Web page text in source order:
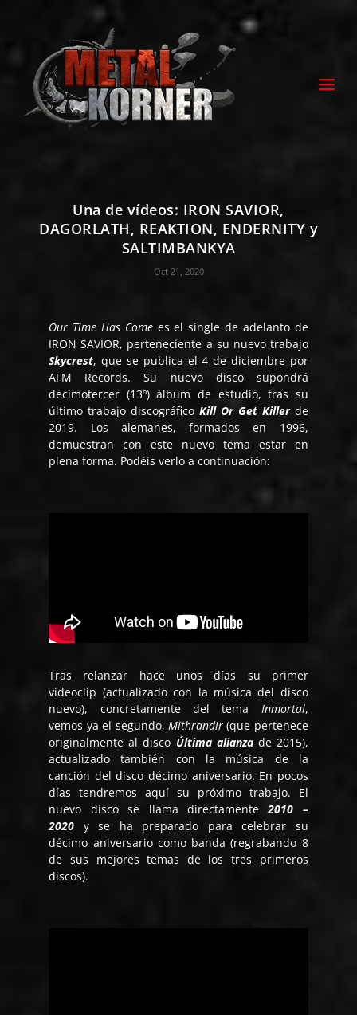
Una de vídeos: IRON SAVIOR,
DAGORLATH, REAKTION, ENDERNITY y
SALTIMBANKYA
Oct 21, 2020
Our Time Has Comees el single de adelanto de
IRON SAVIOR, perteneciente a su nuevo trabajo
Skycrest, que se publica el 4 de diciembre por
AFM Records. Su nuevo disco supondrá
decimotercer (13º) álbum de estudio, tras su
último trabajo discográficoKill Or Get Killer de
2019. Los alemanes, formados en 1996,
demuestran con este nuevo tema estar en
plena forma. Podéis verlo a continuación:
Tras relanzar hace unos días su primer
videoclip (actualizado con la música del disco
nuevo), concretamente del tema Inmortal,
vemos ya el segundo, Mithrandir(que pertenece
originalmente al disco Última alianzade 2015),
actualizado también con la música de la
canción del disco décimo aniversario. En pocos
días tendremos aquí su próximo trabajo. El
nuevo disco se llama directamente2010 –
2020 y se ha preparado para celebrar su
décimo aniversario como banda (regrabando 8
de sus mejores temas de los tres primeros
discos).